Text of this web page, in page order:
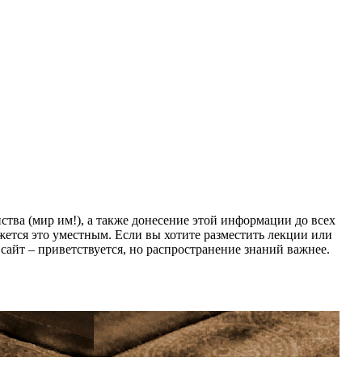
(мир им!), а также донесение этой информации до всех
это уместным. Если вы хотите разместить лекции или
– приветствуется, но распространение знаний важнее.